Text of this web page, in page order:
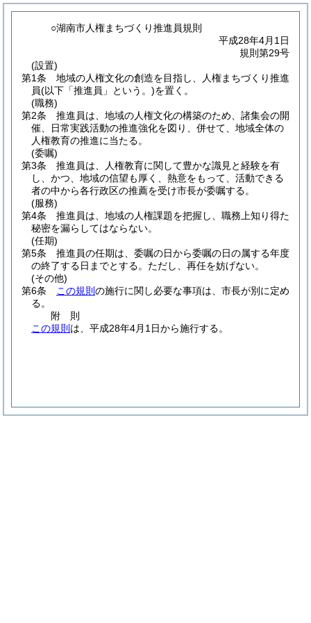
○湖南市人権まちづくり推進員規則
平成28年4月1日
規則第29号
(設置)
第1条
地域の人権文化の創造を目指し、人権まちづくり推進
員(以下「推進員」という。)を置く。
(職務)
第2条
推進員は、地域の人権文化の構築のため、諸集会の開
催、日常実践活動の推進強化を図り、併せて、地域全体の
人権教育の推進に当たる。
(委嘱)
第3条
推進員は、人権教育に関して豊かな識見と経験を有
し、かつ、地域の信望も厚く、熱意をもって、活動できる
者の中から各行政区の推薦を受け市長が委嘱する。
(服務)
第4条
推進員は、地域の人権課題を把握し、職務上知り得た
秘密を漏らしてはならない。
(任期)
第5条
推進員の任期は、委嘱の日から委嘱の日の属する年度
の終了する日までとする。 ただし、再任を妨げない。
(その他)
第6条
この規則 の施行に関し必要な事項は、市長が別に定め
る。
附 則
この規則 は、平成28年4月1日から施行する。